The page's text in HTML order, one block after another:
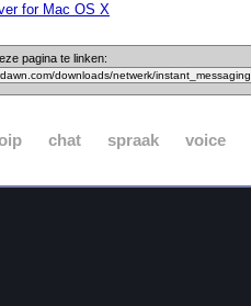
for Mac OS X
pagina te linken:
chat spraak voice